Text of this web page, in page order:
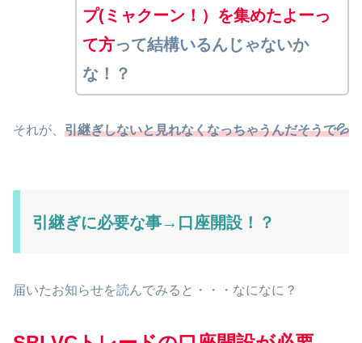
プ(ミャクーン！）を集めたよーっ
て方って結構いるんじゃないか
な！？
それが、 引継ぎしないと見れなくなっちゃうんだそうで💦
引継ぎに必要な事→口座開設！？
届いたお知らせを読んでみると・・・なになに？